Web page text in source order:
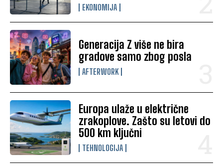
EKONOMIJA
Generacija Z više ne bira
gradove samo zbog posla
AFTERWORK
Europa ulaže u električne
zrakoplove. Zašto su letovi do
500 km ključni
TEHNOLOGIJA